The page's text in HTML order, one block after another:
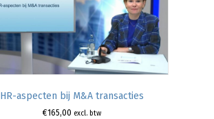
HR-aspecten bij M&A transacties
€165,00 excl. btw